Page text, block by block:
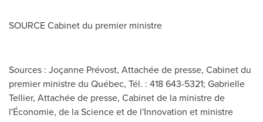
SOURCE Cabinet du premier ministre
Sources : Joçanne Prévost, Attachée de presse, Cabinet du
premier ministre du Québec, Tél. : 418 643-5321; Gabrielle
Tellier, Attachée de presse, Cabinet de la ministre de
l'Économie, de la Science et de l'Innovation et ministre